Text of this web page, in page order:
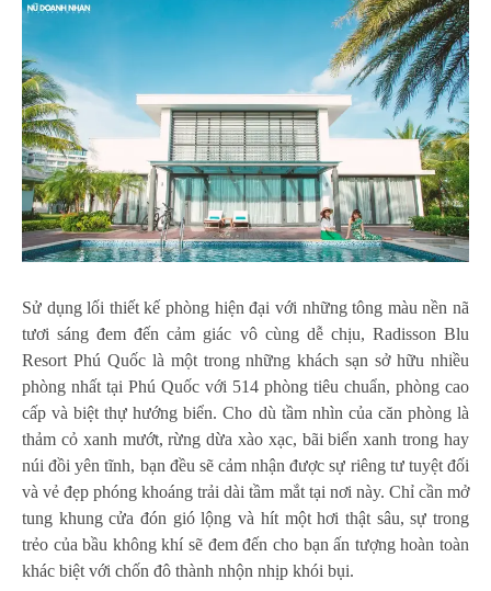
Sử dụng lối thiết kế phòng hiện đại với những tông màu nền nã
tươi sáng đem đến cảm giác vô cùng dễ chịu, Radisson Blu
Resort Phú Quốc là một trong những khách sạn sở hữu nhiều
phòng nhất tại Phú Quốc với 514 phòng tiêu chuẩn, phòng cao
cấp và biệt thự hướng biển. Cho dù tầm nhìn của căn phòng là
thảm cỏ xanh mướt, rừng dừa xào xạc, bãi biển xanh trong hay
núi đồi yên tĩnh, bạn đều sẽ cảm nhận được sự riêng tư tuyệt đối
và vẻ đẹp phóng khoáng trải dài tầm mắt tại nơi này. Chỉ cần mở
tung khung cửa đón gió lộng và hít một hơi thật sâu, sự trong
trẻo của bầu không khí sẽ đem đến cho bạn ấn tượng hoàn toàn
khác biệt với chốn đô thành nhộn nhịp khói bụi.